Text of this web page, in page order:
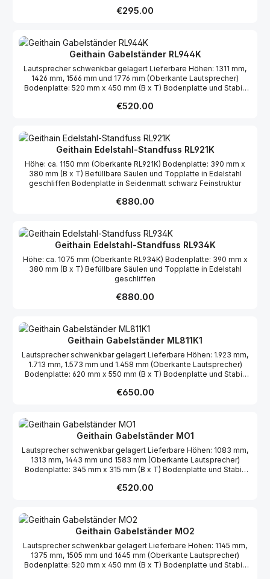
Regular price:
€295.00
Geithain Gabelständer RL944K
Lautsprecher schwenkbar gelagert Lieferbare Höhen: 1311 mm,
1426 mm, 1566 mm und 1776 mm (Oberkante Lautsprecher)
Bodenplatte: 520 mm x 450 mm (B x T) Bodenplatte und Stabi-
Regular price:
€520.00
Geithain Edelstahl-Standfuss RL921K
Höhe: ca. 1150 mm (Oberkante RL921K) Bodenplatte: 390 mm x
380 mm (B x T) Befüllbare Säulen und Topplatte in Edelstahl
geschliffen Bodenplatte in Seidenmatt schwarz Feinstruktur
Regular price:
€880.00
Geithain Edelstahl-Standfuss RL934K
Höhe: ca. 1075 mm (Oberkante RL934K) Bodenplatte: 390 mm x
380 mm (B x T) Befüllbare Säulen und Topplatte in Edelstahl
geschliffen
Regular price:
€880.00
Geithain Gabelständer ML811K1
Lautsprecher schwenkbar gelagert Lieferbare Höhen: 1.923 mm,
1.713 mm, 1.573 mm und 1.458 mm (Oberkante Lautsprecher)
Bodenplatte: 620 mm x 550 mm (B x T) Bodenplatte und Stabi-
Regular price:
€650.00
Geithain Gabelständer MO1
Lautsprecher schwenkbar gelagert Lieferbare Höhen: 1083 mm,
1313 mm, 1443 mm und 1583 mm (Oberkante Lautsprecher)
Bodenplatte: 345 mm x 315 mm (B x T) Bodenplatte und Stabi-
Regular price:
€520.00
Geithain Gabelständer MO2
Lautsprecher schwenkbar gelagert Lieferbare Höhen: 1145 mm,
1375 mm, 1505 mm und 1645 mm (Oberkante Lautsprecher)
Bodenplatte: 520 mm x 450 mm (B x T) Bodenplatte und Stabi-